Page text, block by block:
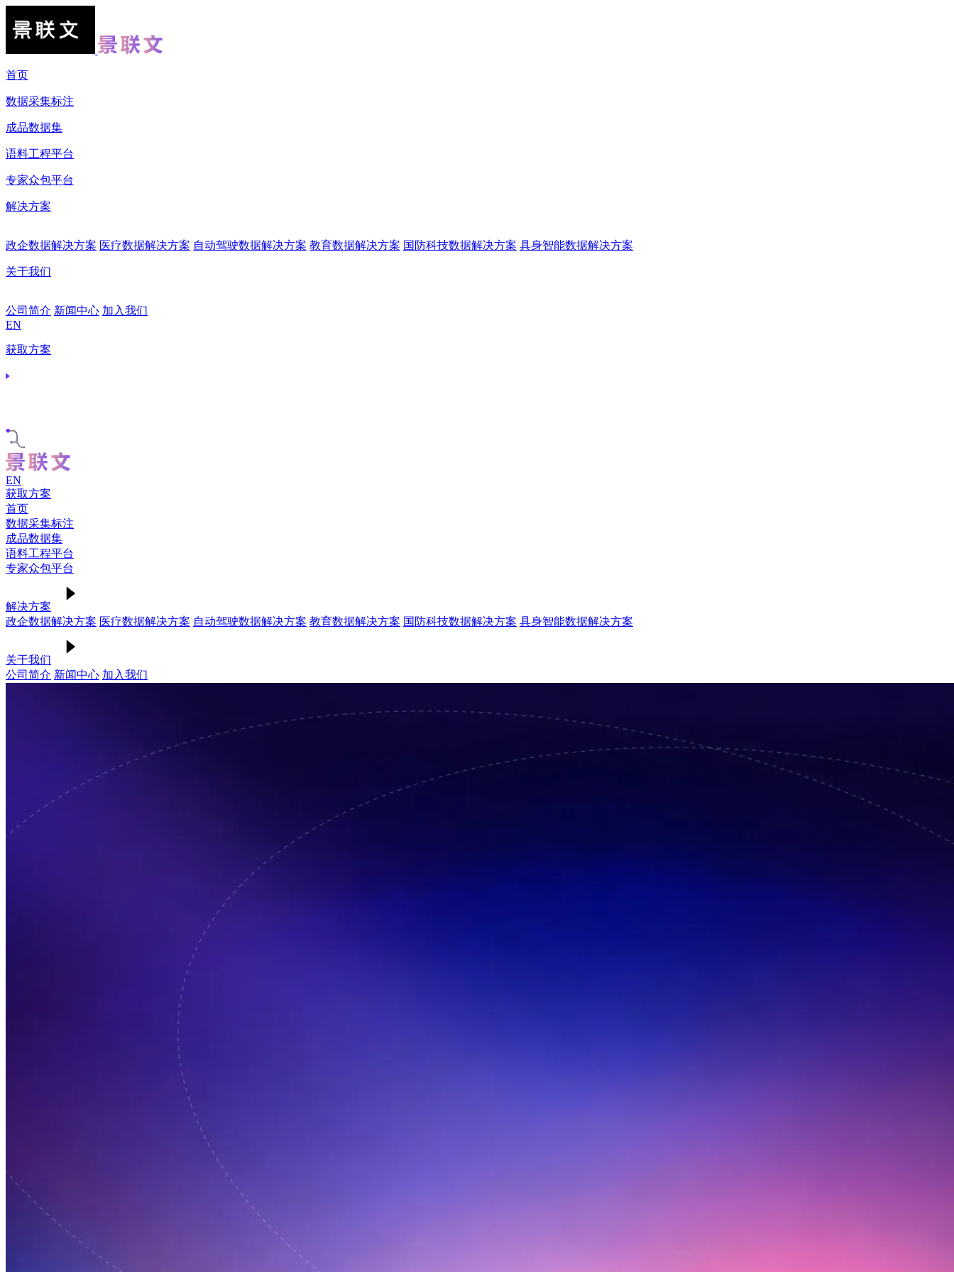
首页
数据采集标注
成品数据集
语料工程平台
专家众包平台
解决方案
政企数据解决方案 医疗数据解决方案 自动驾驶数据解决方案 教育数据解决方案 国防科技数据解决方案 具身智能数据解决方案
关于我们
公司简介 新闻中心 加入我们
EN
获取方案
EN
获取方案
首页
数据采集标注
成品数据集
语料工程平台
专家众包平台
解决方案
政企数据解决方案 医疗数据解决方案 自动驾驶数据解决方案 教育数据解决方案 国防科技数据解决方案 具身智能数据解决方案
关于我们
公司简介 新闻中心 加入我们